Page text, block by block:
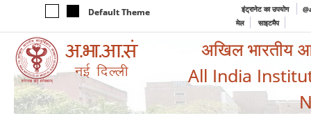
Default Theme इंट्रानेट का उपयोग
मेल
साइटमैप
अखिल भारतीय
All India